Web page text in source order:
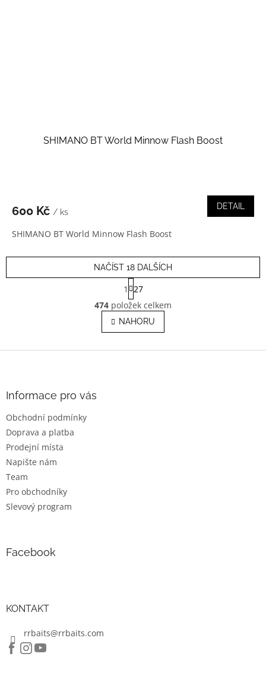
SHIMANO BT World Minnow Flash Boost
600 Kč / ks
DETAIL
SHIMANO BT World Minnow Flash Boost
O
v
l
á
NAČÍST 18 DALŠÍCH
t
r
á
n
k
v
1
27
474 položek celkem
NAHORU
Informace pro vás
Obchodní podmínky
Doprava a platba
Prodejní místa
Napište nám
Team
Pro obchodníky
Slevový program
Facebook
KONTAKT
rrbaits@rrbaits.com